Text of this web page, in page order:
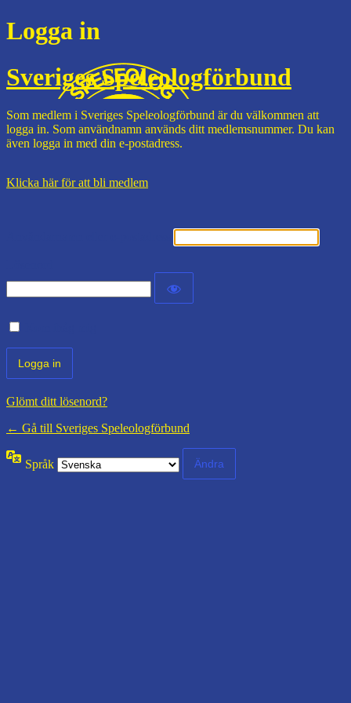
Logga in
Sveriges Speleologförbund
Som medlem i Sveriges Speleologförbund är du välkommen att
logga in. Som användnamn används ditt medlemsnummer. Du kan
även logga in med din e-postadress.
Klicka här för att bli medlem
Glömt ditt lösenord?
← Gå till Sveriges Speleologförbund
Språk